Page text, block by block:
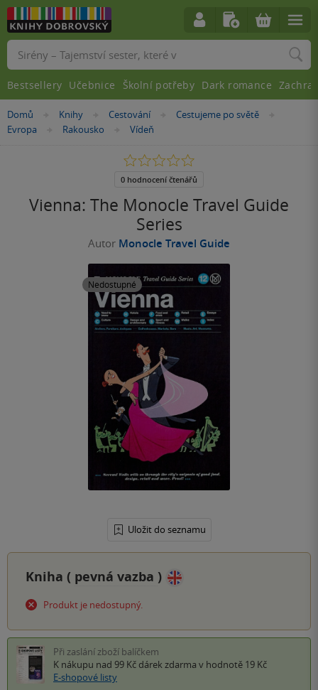
Nacházíte
se
Domů »
Knihy »Cestování »
Cestujeme po světě
Evropa »
Rakousko »
Vídeň
Vienna: The Monocle Travel Guide
Series
Autor Monocle Travel Guide
Nedostupné
Uložit do seznamu
0.0
5
0 hodnocení čtenářů
Kniha ( pevná vazba )
Produkt je nedostupný.
Při zaslání zboží balíčkem
K nákupu nad 99 Kč dárek zdarma v hodnotě 19 Kč
E-shopové listy
Vyhledávání
Bestsellery Učebnice Školní potřeby Dark romance